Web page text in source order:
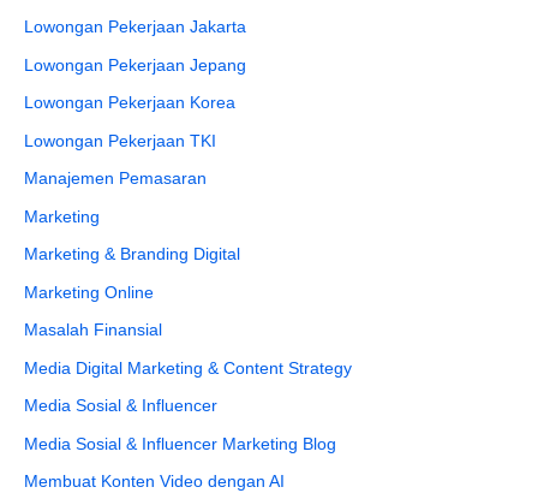
Lowongan Pekerjaan Jakarta
Lowongan Pekerjaan Jepang
Lowongan Pekerjaan Korea
Lowongan Pekerjaan TKI
Manajemen Pemasaran
Marketing
Marketing & Branding Digital
Marketing Online
Masalah Finansial
Media Digital Marketing & Content Strategy
Media Sosial & Influencer
Media Sosial & Influencer Marketing Blog
Membuat Konten Video dengan AI